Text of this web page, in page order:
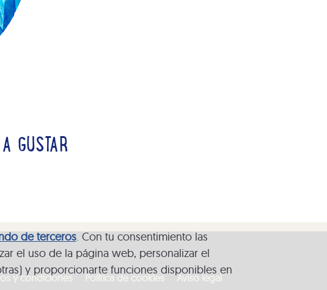
GUSTAR
y condiciones Política de cookies Aviso legal
de terceros. Con tu consentimiento las
el uso de la página web, personalizar el
y proporcionarte funciones disponibles en